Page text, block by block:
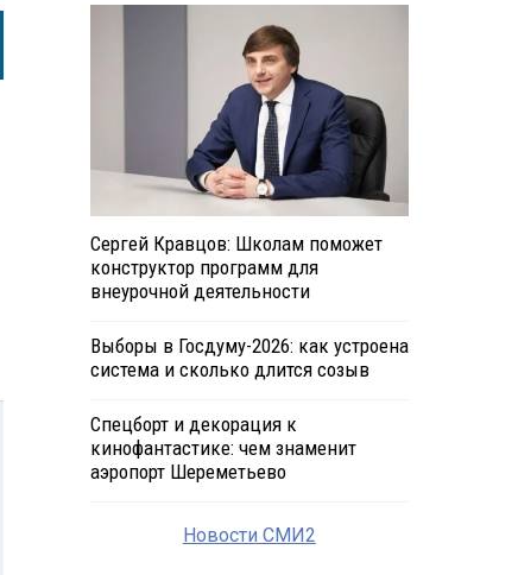
Сергей Кравцов: Школам поможет
конструктор программ для
внеурочной деятельности
Выборы в Госдуму-2026: как устроена
система и сколько длится созыв
Спецборт и декорация к
кинофантастике: чем знаменит
аэропорт Шереметьево
Новости СМИ2